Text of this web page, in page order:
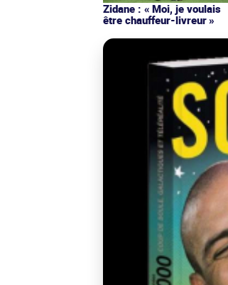
Zidane : « Moi, je voulais
être chauffeur-livreur »